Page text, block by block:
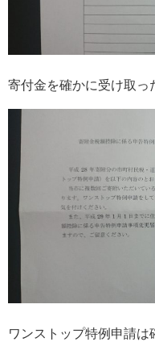
寄付金を確かに受け取っ
ワンストップ特例申請